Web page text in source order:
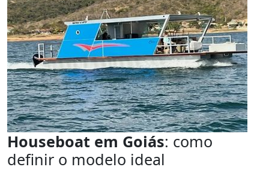
Houseboat em Goiás: como
definir o modelo ideal